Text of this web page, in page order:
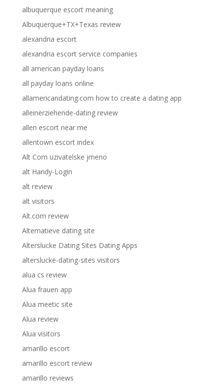
albuquerque escort meaning
Albuquerque+TX+Texas review
alexandria escort
alexandria escort service companies
all american payday loans
all payday loans online
allamericandating.com how to create a dating app
alleinerziehende-dating review
allen escort near me
allentown escort index
Alt Com uzivatelske jmeno
alt Handy-Login
alt review
alt visitors
Alt.com review
Alternatieve dating site
Alterslucke Dating Sites Dating Apps
alterslucke-dating-sites visitors
alua cs review
Alua frauen app
Alua meetic site
Alua review
Alua visitors
amarillo escort
amarillo escort review
amarillo reviews